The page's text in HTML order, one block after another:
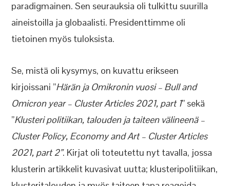
paradigmainen. Sen seurauksia oli tulkittu suurilla
aineistoilla ja globaalisti. Presidenttimme oli
tietoinen myös tuloksista.
Se, mistä oli kysymys, on kuvattu erikseen
kirjoissani ”Härän ja Omikronin vuosi – Bull and
Omicron year – Cluster Articles 2021, part 1” sekä
”Klusteri politiikan, talouden ja taiteen välineenä –
Cluster Policy, Economy and Art – Cluster Articles
2021, part 2”. Kirjat oli toteutettu nyt tavalla, jossa
klusterin artikkelit kuvasivat uutta; klusteripolitiikan,